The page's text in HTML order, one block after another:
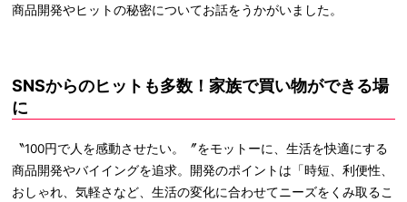
商品開発やヒットの秘密についてお話をうかがいました。
SNSからのヒットも多数！家族で買い物ができる場
に
〝100円で人を感動させたい。〞をモットーに、生活を快適にする
商品開発やバイイングを追求。開発のポイントは「時短、利便性、
おしゃれ、気軽さなど、生活の変化に合わせてニーズをくみ取るこ